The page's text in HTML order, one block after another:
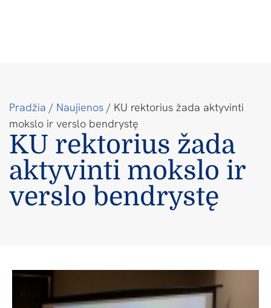
Pradžia / Naujienos / KU rektorius žada aktyvinti
mokslo ir verslo bendrystę
KU rektorius žada
aktyvinti mokslo ir
verslo bendrystę